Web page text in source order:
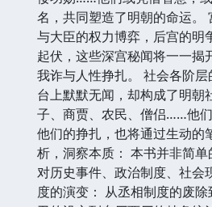
名，共同塑造了明朝的命运。
与大臣的权力博弈，后宫的明
起伏，这些深宫秘闻将一一揭
我诈与人性挣扎。 社会各阶
台上默默无闻，却构成了明朝
子、商贾、农民、僧侣……他们
他们的挣扎，也将通过生动的
析，洞察本质： 本书并非简
对历史事件、政治制度、社会
度的演变： 从丞相制度的废